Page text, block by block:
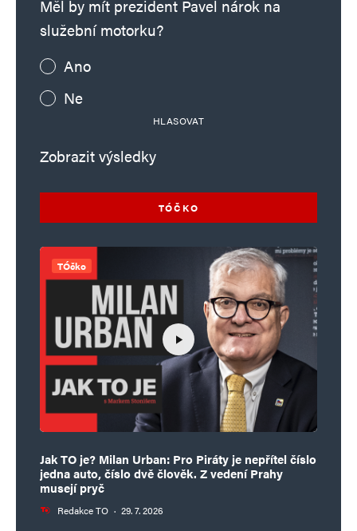
Měl by mít prezident Pavel nárok na
služební motorku?
Ano
Ne
HLASOVAT
Zobrazit výsledky
TÓČKO
TÓčko
Jak TO je? Milan Urban: Pro Piráty je nepřítel číslo
jedna auto, číslo dvě člověk. Z vedení Prahy
musejí pryč
Redakce TO · 29. 7. 2026